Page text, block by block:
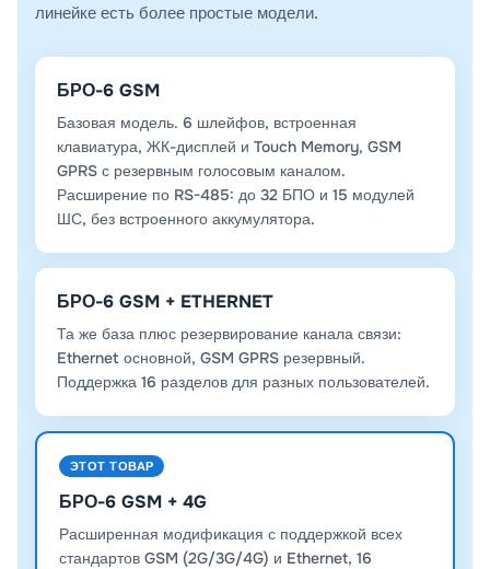
линейке есть более простые модели.
БРО-6 GSM
Базовая модель. 6 шлейфов, встроенная
клавиатура, ЖК-дисплей и Touch Memory, GSM
GPRS с резервным голосовым каналом.
Расширение по RS-485: до 32 БПО и 15 модулей
ШС, без встроенного аккумулятора.
БРО-6 GSM + ETHERNET
Та же база плюс резервирование канала связи:
Ethernet основной, GSM GPRS резервный.
Поддержка 16 разделов для разных пользователей.
ЭТОТ ТОВАР
БРО-6 GSM + 4G
Расширенная модификация с поддержкой всех
стандартов GSM (2G/3G/4G) и Ethernet, 16